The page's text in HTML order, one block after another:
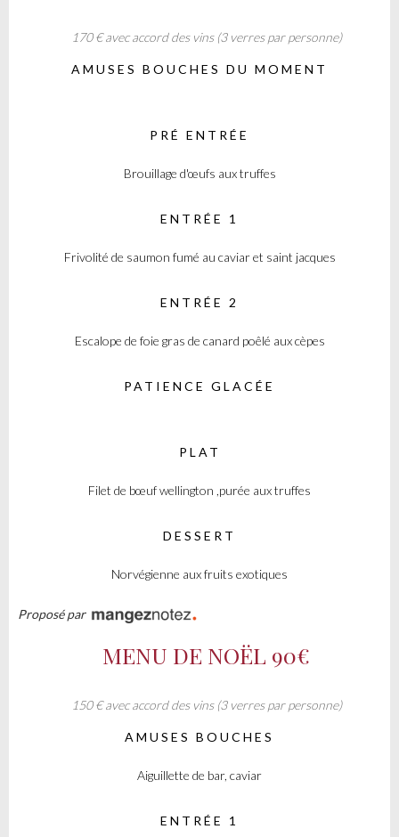
170 € avec accord des vins (3 verres par personne)
AMUSES BOUCHES DU MOMENT
PRÉ ENTRÉE
Brouillage d'œufs aux truffes
ENTRÉE 1
Frivolité de saumon fumé au caviar et saint jacques
ENTRÉE 2
Escalope de foie gras de canard poêlé aux cèpes
PATIENCE GLACÉE
PLAT
Filet de bœuf wellington ,purée aux truffes
DESSERT
Norvégienne aux fruits exotiques
Proposé par
MENU DE NOËL 90€
150 € avec accord des vins (3 verres par personne)
AMUSES BOUCHES
Aiguillette de bar, caviar
ENTRÉE 1